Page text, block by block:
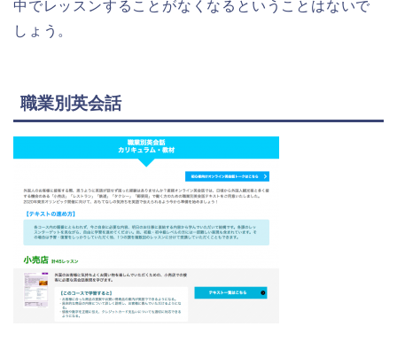
中でレッスンすることがなくなるということはないで
しょう。
職業別英会話